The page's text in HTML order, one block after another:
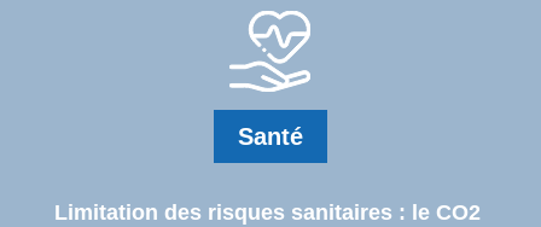
Santé
Limitation des risques sanitaires : le CO2